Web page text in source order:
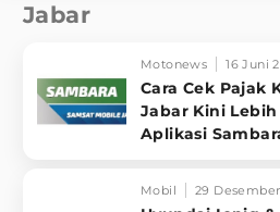
Jabar
Motonews 16 Juni
Cara Cek Pajak
Jabar Kini
Aplikasi
Mobil 29